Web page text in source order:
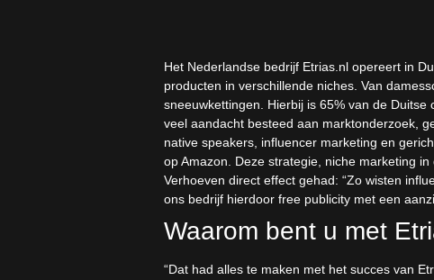
Het Nederlandse bedrijf Etrias.nl opereert in
producten in verschillende niches. Van
sneeuwkettingen. Hierbij is 65% van de
veel aandacht besteed aan marktonderzoek,
native speakers, influencer marketing en
op Amazon. Deze strategie, niche marketing
Verhoeven direct effect gehad: “Zo wisten
ons bedrijf hierdoor free publicity met een
Waarom bent u met
“Dat had alles te maken met het succes van